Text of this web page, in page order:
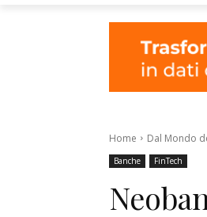
Home Dal Mondo
Banche FinTech